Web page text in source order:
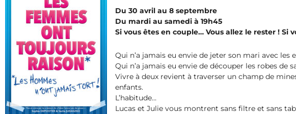
Du 30 avril au 8 septembre
Du mardi au samedi à 19h45
Si vous êtes en couple… Vous allez le rester !
Qui n’a jamais eu envie de jeter son mari avec les
Qui n’a jamais eu envie de découper les robes de
Vivre à deux revient à traverser un champ de
enfants.
L’habitude…
Lucas et Julie vous montrent sans filtre et sans